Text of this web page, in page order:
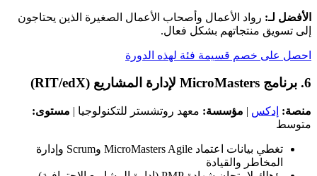
الأفضل لـ: رواد الأعمال وأصحاب الأعمال الصغيرة الذين يحتاجون
إلى تسويق منتجاتهم بشكل فعال.
احصل على خصم قسيمة فئة لهذه الدورة
6. برنامج MicroMasters لإدارة المشاريع (RIT/edX)
منصة: إدكس | مؤسسة: معهد روتشستر للتكنولوجيا | مستوى:
متوسط
تغطي بيانات اعتماد MicroMasters Agile وScrum وإدارة
المخاطر والقيادة